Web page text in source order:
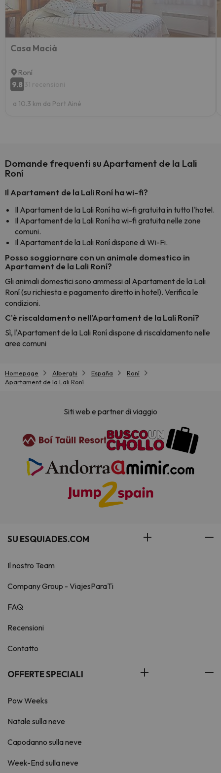
Casa Macià
Roní
9.8 31 recensioni
a 10.3 km da Port Ainé
Domande frequenti su Apartament de la Lali
Roní
Il Apartament de la Lali Roní ha wi-fi?
Il Apartament de la Lali Roní ha wi-fi gratuita in tutto l'hotel.
Il Apartament de la Lali Roní ha wi-fi gratuita nelle zone
comuni.
Il Apartament de la Lali Roní dispone di Wi-Fi.
Posso soggiornare con un animale domestico in
Apartament de la Lali Roní?
Gli animali domestici sono ammessi al Apartament de la Lali
Roní (su richiesta e pagamento diretto in hotel). Verifica le
condizioni.
C'è riscaldamento nell'Apartament de la Lali Roní?
Sì, l'Apartament de la Lali Roní dispone di riscaldamento nelle
aree comuni
Homepage Alberghi España
Roní
Apartament de la Lali Roní
Siti web e partner di viaggio
SU ESQUIADES.COM
Il nostro Team
Company Group - ViajesParaTi
FAQ
Recensioni
Contatto
OFFERTE SPECIALI
Pow Weeks
Natale sulla neve
Capodanno sulla neve
Week-End sulla neve